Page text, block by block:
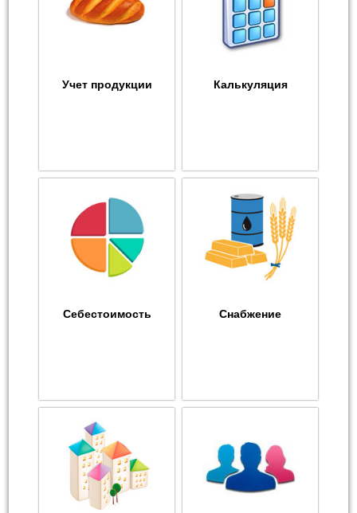
Учет продукции Калькуляция
Себестоимость Снабжение